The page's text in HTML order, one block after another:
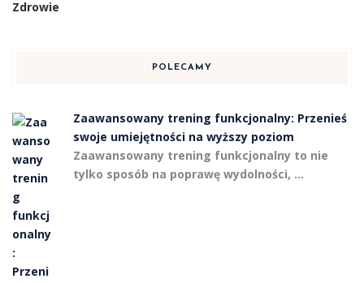
Zdrowie
POLECAMY
Zaawansowany trening funkcjonalny: Przenieś
swoje umiejętności na wyższy poziom
Zaawansowany trening funkcjonalny to nie
tylko sposób na poprawę wydolności, …